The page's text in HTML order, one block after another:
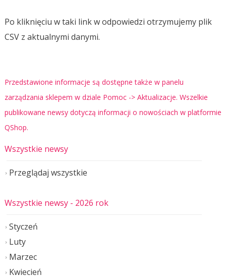
Wszystkie newsy
Przeglądaj wszystkie
Wszystkie newsy - 2026 rok
Styczeń
Luty
Marzec
Kwiecień
Po kliknięciu w taki link w odpowiedzi otrzymujemy plik
CSV z aktualnymi danymi.
Przedstawione informacje są dostępne także w panelu
zarządzania sklepem w dziale Pomoc -> Aktualizacje. Wszelkie
publikowane newsy dotyczą informacji o nowościach w platformie
QShop.